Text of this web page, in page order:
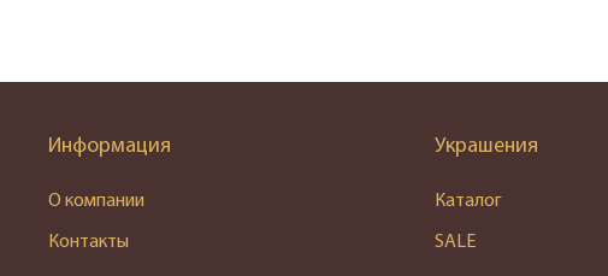
Информация
О компании
Контакты
Украшения
Каталог
SALE